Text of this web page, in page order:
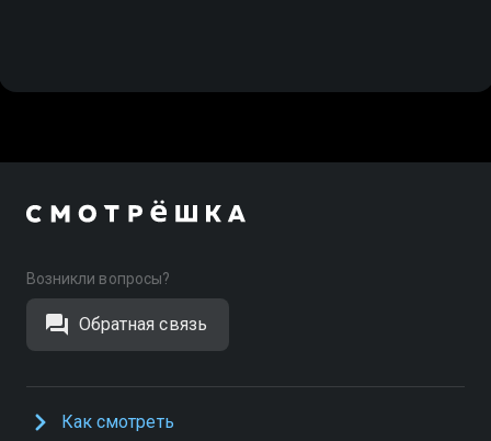
Возникли вопросы?
Обратная связь
Как смотреть